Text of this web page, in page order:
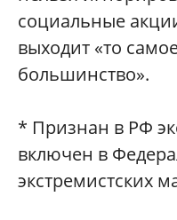
социальные
выходит «то
большинство».
* Признан в РФ
включен в
экстремистских